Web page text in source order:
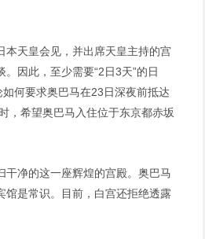
本天皇会见，并出席天皇主持的宫
因此，至少需要“2日3天”的日
何要求奥巴马在23日深夜前抵达
，希望奥巴马入住位于东京都赤坂
净的这一座辉煌的宫殿。奥巴马
馆是常识。目前，白宫还拒绝透露